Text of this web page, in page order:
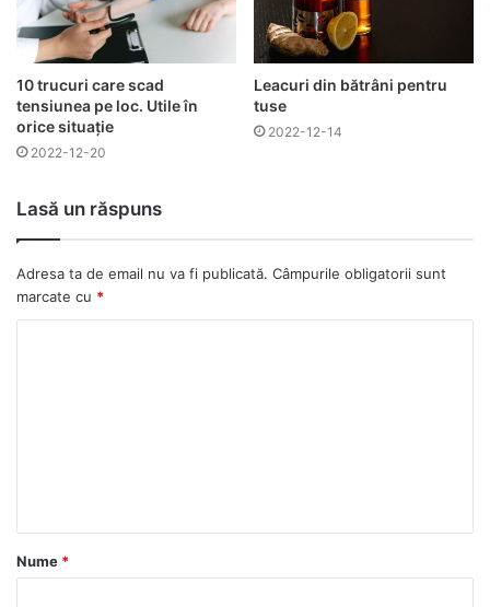
10 trucuri care scad
tensiunea pe loc. Utile în
orice situație
2022-12-20
Leacuri din bătrâni pentru
tuse
2022-12-14
Lasă un răspuns
Adresa ta de email nu va fi publicată. Câmpurile obligatorii sunt
marcate cu *
Nume *